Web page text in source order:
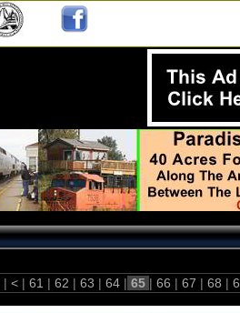
| < | 61 | 62 | 63 | 64 | 65 | 66 | 67 | 68 |